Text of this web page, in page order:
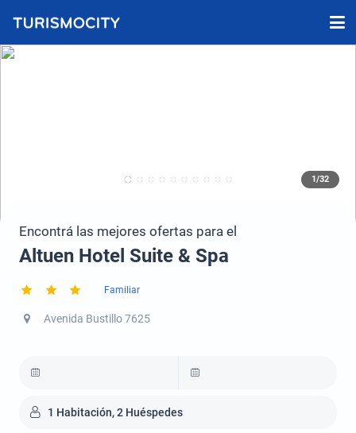
1/32
Encontrá las mejores ofertas para el
Altuen Hotel Suite & Spa
Familiar
Avenida Bustillo 7625
1 Habitación, 2 Huéspedes